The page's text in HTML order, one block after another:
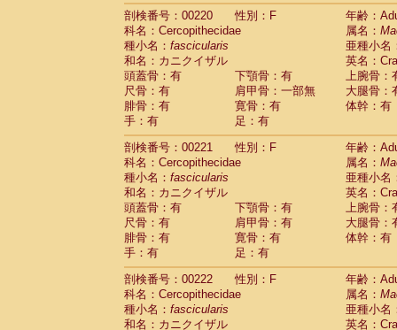
剖検番号：00220
性別：F
年齢：
科名：Cercopithecidae
属名：
種小名： fascicularis
亜種小名
和名：カニクイザル
英名：
頭蓋骨：有
下顎骨：有
上腕骨：
尺骨：有
肩甲骨：一部無
大腿骨：
腓骨：有
寛骨：有
体幹：有
手：有
足：有
剖検番号：00221
性別：F
年齢：
科名：Cercopithecidae
属名：
種小名： fascicularis
亜種小名
和名：カニクイザル
英名：
頭蓋骨：有
下顎骨：有
上腕骨：
尺骨：有
肩甲骨：有
大腿骨：
腓骨：有
寛骨：有
体幹：有
手：有
足：有
剖検番号：00222
性別：F
年齢：
科名：Cercopithecidae
属名：
種小名： fascicularis
亜種小名
和名：カニクイザル
英名：